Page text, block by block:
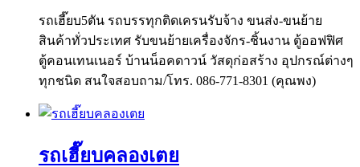
รถเฮี๊ยบ5ตัน รถบรรทุกติดเครนรับจ้าง ขนส่ง-ขนย้าย
สินค้าทั่วประเทศ รับขนย้ายเครื่องจักร-ชิ้นงาน ตู้ออฟฟิศ
ตู้คอนเทนเนอร์ บ้านน็อคดาวน์ วัสดุก่อสร้าง อุปกรณ์ต่างๆ
ทุกชนิด สนใจสอบถาม/โทร. 086-771-8301 (คุณพง)
รถเฮี๊ยบคลองเตย